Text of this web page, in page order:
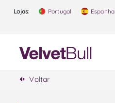
Lojas: Portugal Espanha
Voltar